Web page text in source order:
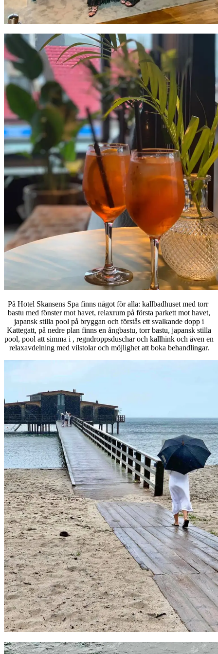
På Hotel Skansens Spa finns något för alla: kallbadhuset med torr
bastu med fönster mot havet, relaxrum på första parkett mot havet,
japansk stilla pool på bryggan och förstås ett svalkande dopp i
Kattegatt, på nedre plan finns en ångbastu, torr bastu, japansk stilla
pool, pool att simma i , regndroppsduschar och kallhink och även en
relaxavdelning med vilstolar och möjlighet att boka behandlingar.